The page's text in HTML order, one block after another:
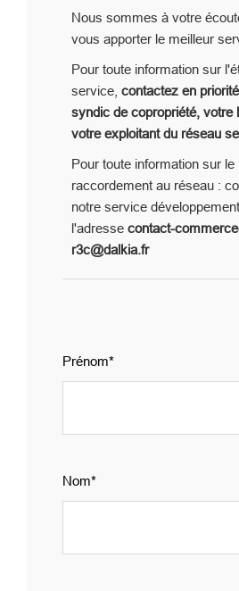
group_1
Prénom
Nom
Nous sommes à votre
vous apporter le meilleur
Pour toute information sur
service, contactez en
syndic de copropriété, votre
votre exploitant du réseau
Pour toute information sur le
raccordement au réseau :
notre service
l'adresse contact-
r3c@dalkia.fr